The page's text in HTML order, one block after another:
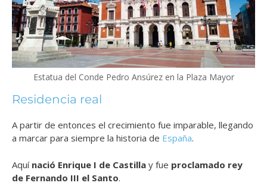
Estatua del Conde Pedro Ansúrez en la Plaza Mayor
Residencia real
A partir de entonces el crecimiento fue imparable, llegando
a marcar para siempre la historia de España.
Aquí nació Enrique I de Castilla y fue proclamado rey
de Fernando III el Santo.